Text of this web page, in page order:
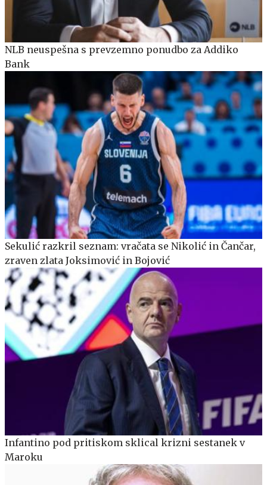
NLB neuspešna s prevzemno ponudbo za Addiko
Bank
Sekulić razkril seznam: vračata se Nikolić in Čančar,
zraven zlata Joksimović in Bojović
Infantino pod pritiskom sklical krizni sestanek v
Maroku